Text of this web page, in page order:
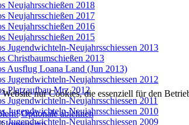
Neujahrsschießen 2018
Neujahrsschießen 2017
Neujahrsschießen 2016
Neujahrsschießen 2015
Jugendwichteln-Neujahrsschiessen 2013
Christbaumschießen 2013
Ausflug Loana Land (Jun 2013)
Jugendwichteln-Neujahrsschiessen 2012
Platzaufbau Mrz 2012
Jugendwichteln-Neujahrsschiessen 2011
Jugendwichteln-Neujahrsschiessen 2010
Jugendwichteln-Neujahrsschiessen 2009
nur Cookies, die essenziell für den
Optionale ablehnen